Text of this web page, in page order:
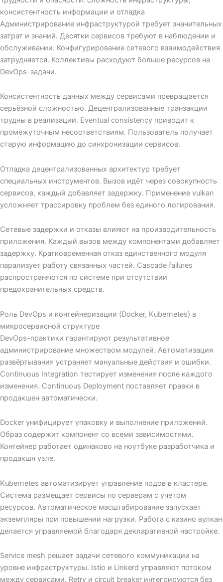
консистентность информации и отладка
Администрирование инфраструктурой требует значительных
затрат и знаний. Десятки сервисов требуют в наблюдении и
обслуживании. Конфигурирование сетевого взаимодействия
затрудняется. Коллективы расходуют больше ресурсов на
DevOps-задачи.
Консистентность данных между сервисами превращается
серьёзной сложностью. Децентрализованные транзакции
трудны в реализации. Eventual consistency приводит к
промежуточным несоответствиям. Пользователь получает
старую информацию до синхронизации сервисов.
Отладка децентрализованных архитектур требует
специальных инструментов. Вызов идёт через совокупность
сервисов, каждый добавляет задержку. Применение vulkan
усложняет трассировку проблем без единого логирования.
Сетевые задержки и отказы влияют на производительность
приложения. Каждый вызов между компонентами добавляет
задержку. Кратковременная отказ единственного модуля
парализует работу связанных частей. Cascade failures
распространяются по системе при отсутствии
предохранительных средств.
Роль DevOps и контейнеризации (Docker, Kubernetes) в
микросервисной структуре
DevOps-практики гарантируют результативное
администрирование множеством модулей. Автоматизация
развёртывания устраняет мануальные действия и ошибки.
Continuous Integration тестирует изменения после каждого
изменения. Continuous Deployment поставляет правки в
продакшен автоматически.
Docker унифицирует упаковку и выполнение приложений.
Образ содержит компонент со всеми зависимостями.
Контейнер работает одинаково на ноутбуке разработчика и
продакшн узле.
Kubernetes автоматизирует управление подов в кластере.
Система размещает сервисы по серверам с учетом
ресурсов. Автоматическое масштабирование запускает
экземпляры при повышении нагрузки. Работа с казино вулкан
делается управляемой благодаря декларативной настройке.
Service mesh решает задачи сетевого коммуникации на
уровне инфраструктуры. Istio и Linkerd управляют потоком
между сервисами. Retry и circuit breaker интегрируются без